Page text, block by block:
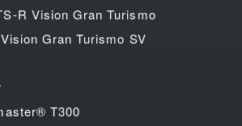
R Vision Gran Turismo
Gran Turismo SV
T300